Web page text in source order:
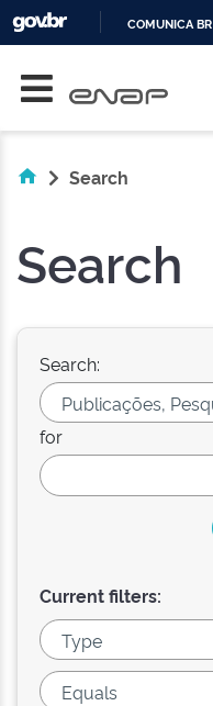
COMUNICA BR
Search
Search
Search:
for
Current filters: